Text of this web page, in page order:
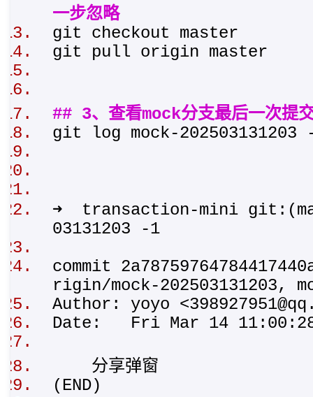
一步忽略
git checkout master
git pull origin master
## 3、查看mock分支最后一次提
git log mock-
➜ transaction-mini
03131203 -1
commit
rigin/mock-202503131203,
Author: yoyo
Date: Fri Mar 14
分享弹窗
(END)